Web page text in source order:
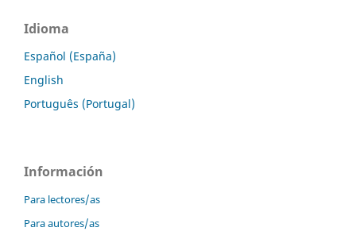
Idioma
Español (España)
English
Português (Portugal)
Información
Para lectores/as
Para autores/as